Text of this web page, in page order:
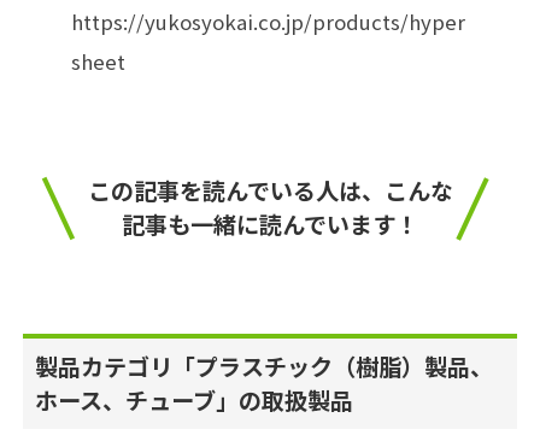
https://yukosyokai.co.jp/products/hyper
sheet
この記事を読んでいる人は、こんな
記事も一緒に読んでいます！
製品カテゴリ「プラスチック（樹脂）製品、
ホース、チューブ」の取扱製品